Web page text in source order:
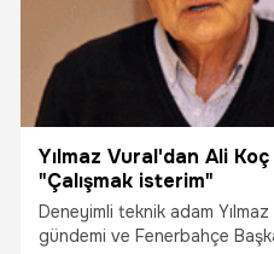
Yılmaz Vural'dan Ali
"Çalışmak isterim"
Deneyimli teknik adam
gündemi ve Fenerbahçe